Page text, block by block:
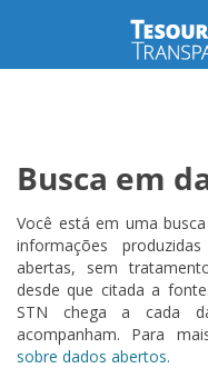
Busca em
Você está em uma
informações
abertas, sem
desde que citada a
STN chega a cada
acompanham. Para
sobre dados abertos.